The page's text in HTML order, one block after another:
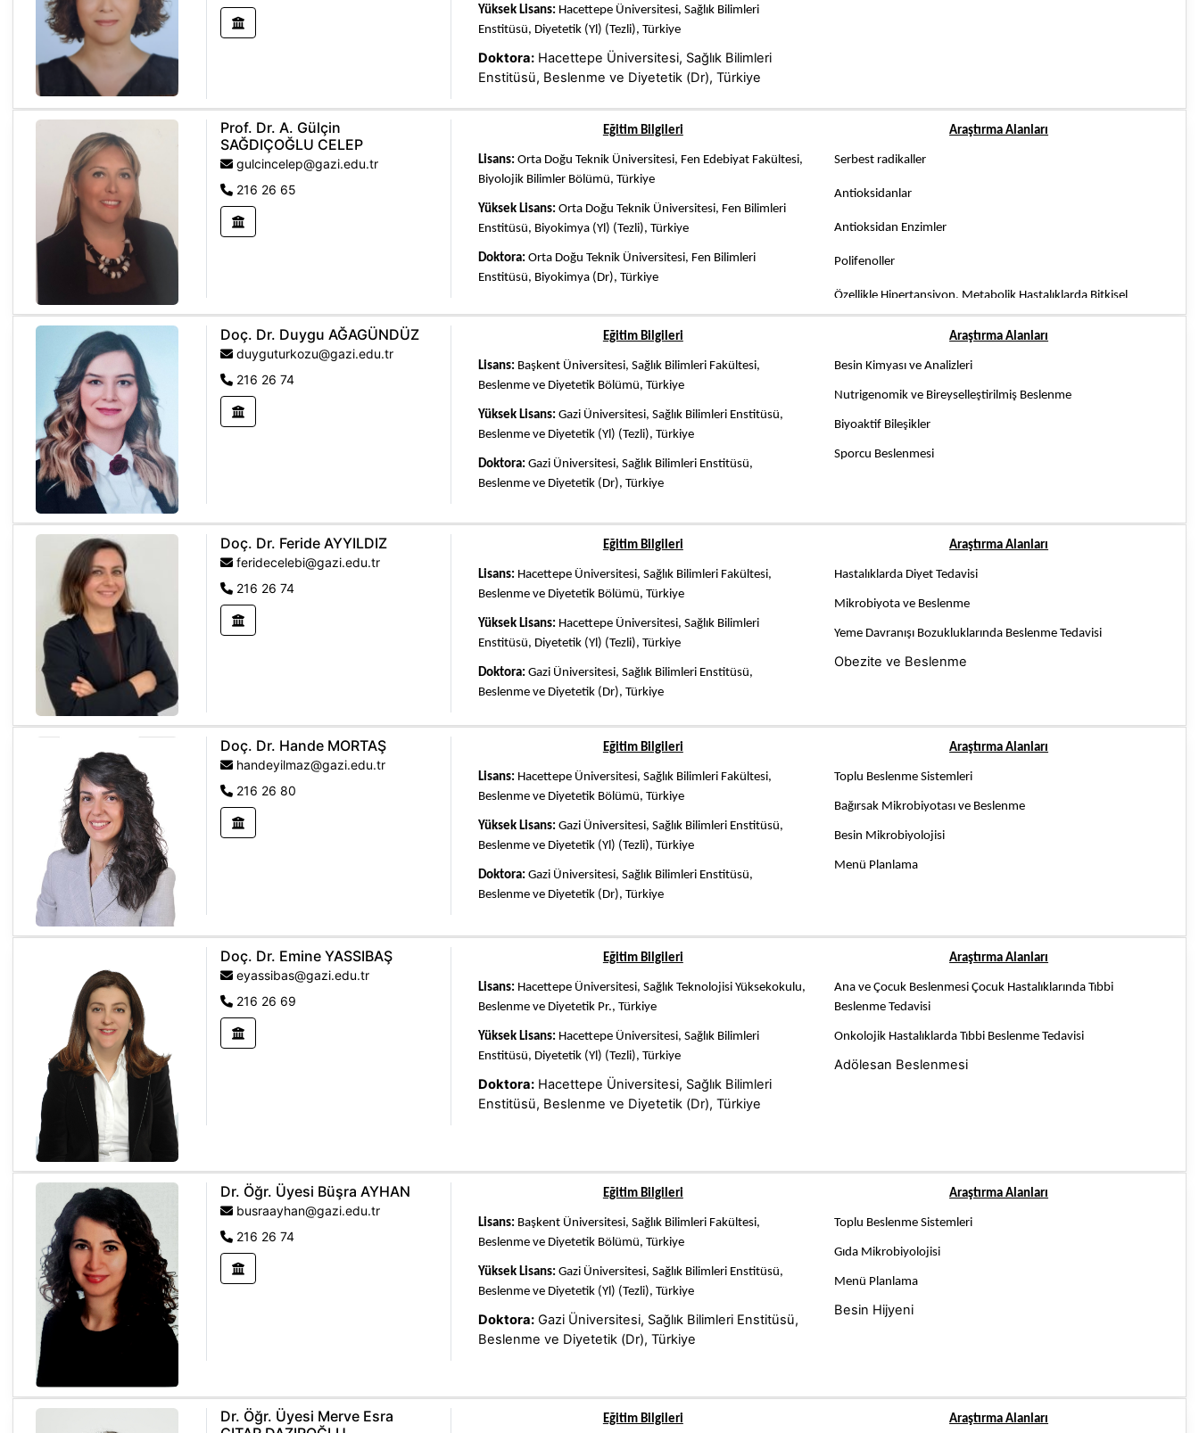
Yüksek Lisans: Hacettepe Üniversitesi, Sağlık Bilimleri
Enstitüsü, Diyetetik (Yl) (Tezli), Türkiye
Doktora: Hacettepe Üniversitesi, Sağlık Bilimleri
Enstitüsü, Beslenme ve Diyetetik (Dr), Türkiye
Prof. Dr. A. Gülçin
SAĞDIÇOĞLU CELEP
gulcincelep@gazi.edu.tr
216 26 65
Eğitim Bilgileri
Lisans: Orta Doğu Teknik Üniversitesi, Fen Edebiyat Fakültesi,
Biyolojik Bilimler Bölümü, Türkiye
Yüksek Lisans: Orta Doğu Teknik Üniversitesi, Fen Bilimleri
Enstitüsü, Biyokimya (Yl) (Tezli), Türkiye
Doktora: Orta Doğu Teknik Üniversitesi, Fen Bilimleri
Enstitüsü, Biyokimya (Dr), Türkiye
Araştırma Alanları
Serbest radikaller
Antioksidanlar
Antioksidan Enzimler
Polifenoller
Özellikle Hipertansiyon, Metabolik Hastalıklarda Bitkisel
Biyoaktif Bileşikler ve Moleküler Etki Mekanizmaları
Doç. Dr. Duygu AĞAGÜNDÜZ
duyguturkozu@gazi.edu.tr
216 26 74
Eğitim Bilgileri
Lisans: Başkent Üniversitesi, Sağlık Bilimleri Fakültesi,
Beslenme ve Diyetetik Bölümü, Türkiye
Yüksek Lisans: Gazi Üniversitesi, Sağlık Bilimleri Enstitüsü,
Beslenme ve Diyetetik (Yl) (Tezli), Türkiye
Doktora: Gazi Üniversitesi, Sağlık Bilimleri Enstitüsü,
Beslenme ve Diyetetik (Dr), Türkiye
Araştırma Alanları
Besin Kimyası ve Analizleri
Nutrigenomik ve Bireyselleştirilmiş Beslenme
Biyoaktif Bileşikler
Sporcu Beslenmesi
Doç. Dr. Feride AYYILDIZ
feridecelebi@gazi.edu.tr
216 26 74
Eğitim Bilgileri
Lisans: Hacettepe Üniversitesi, Sağlık Bilimleri Fakültesi,
Beslenme ve Diyetetik Bölümü, Türkiye
Yüksek Lisans: Hacettepe Üniversitesi, Sağlık Bilimleri
Enstitüsü, Diyetetik (Yl) (Tezli), Türkiye
Doktora: Gazi Üniversitesi, Sağlık Bilimleri Enstitüsü,
Beslenme ve Diyetetik (Dr), Türkiye
Araştırma Alanları
Hastalıklarda Diyet Tedavisi
Mikrobiyota ve Beslenme
Yeme Davranışı Bozukluklarında Beslenme Tedavisi
Obezite ve Beslenme
Doç. Dr. Hande MORTAŞ
handeyilmaz@gazi.edu.tr
216 26 80
Eğitim Bilgileri
Lisans: Hacettepe Üniversitesi, Sağlık Bilimleri Fakültesi,
Beslenme ve Diyetetik Bölümü, Türkiye
Yüksek Lisans: Gazi Üniversitesi, Sağlık Bilimleri Enstitüsü,
Beslenme ve Diyetetik (Yl) (Tezli), Türkiye
Doktora: Gazi Üniversitesi, Sağlık Bilimleri Enstitüsü,
Beslenme ve Diyetetik (Dr), Türkiye
Araştırma Alanları
Toplu Beslenme Sistemleri
Bağırsak Mikrobiyotası ve Beslenme
Besin Mikrobiyolojisi
Menü Planlama
Doç. Dr. Emine YASSIBAŞ
eyassibas@gazi.edu.tr
216 26 69
Eğitim Bilgileri
Lisans: Hacettepe Üniversitesi, Sağlık Teknolojisi Yüksekokulu,
Beslenme ve Diyetetik Pr., Türkiye
Yüksek Lisans: Hacettepe Üniversitesi, Sağlık Bilimleri
Enstitüsü, Diyetetik (Yl) (Tezli), Türkiye
Doktora: Hacettepe Üniversitesi, Sağlık Bilimleri
Enstitüsü, Beslenme ve Diyetetik (Dr), Türkiye
Araştırma Alanları
Ana ve Çocuk Beslenmesi Çocuk Hastalıklarında Tıbbi
Beslenme Tedavisi
Onkolojik Hastalıklarda Tıbbi Beslenme Tedavisi
Adölesan Beslenmesi
Dr. Öğr. Üyesi Büşra AYHAN
busraayhan@gazi.edu.tr
216 26 74
Eğitim Bilgileri
Lisans: Başkent Üniversitesi, Sağlık Bilimleri Fakültesi,
Beslenme ve Diyetetik Bölümü, Türkiye
Yüksek Lisans: Gazi Üniversitesi, Sağlık Bilimleri Enstitüsü,
Beslenme ve Diyetetik (Yl) (Tezli), Türkiye
Doktora: Gazi Üniversitesi, Sağlık Bilimleri Enstitüsü,
Beslenme ve Diyetetik (Dr), Türkiye
Araştırma Alanları
Toplu Beslenme Sistemleri
Gıda Mikrobiyolojisi
Menü Planlama
Besin Hijyeni
Dr. Öğr. Üyesi Merve Esra
Eğitim Bilgileri Araştırma Alanları